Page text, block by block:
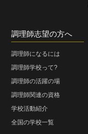
調理師志望の方へ
調理師になるには
調理師学校って?
調理師の活躍の場
調理師関連の資格
学校活動紹介
全国の学校一覧